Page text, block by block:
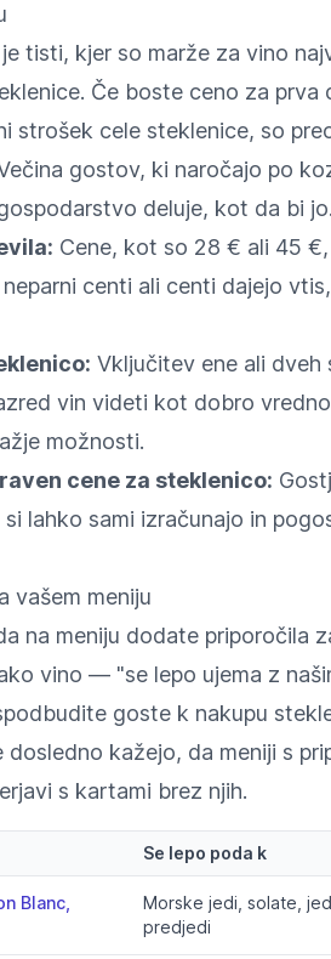
tisti, kjer so marže za vino
Če boste ceno za prva
strošek cele steklenice, so
gostov, ki naročajo po
deluje, kot da bi jo.
Cene, kot so 28 € ali 45
centi ali centi dajejo
Vključitev ene ali dveh
vin videti kot dobro
možnosti.
cene za steklenico:
lahko sami izračunajo in
vašem meniju
na meniju dodate priporočila
vino — "se lepo ujema z
goste k nakupu
kažejo, da meniji s
s kartami brez njih.
Se lepo poda k
Blanc,
Morske jedi, solate,
predjedi